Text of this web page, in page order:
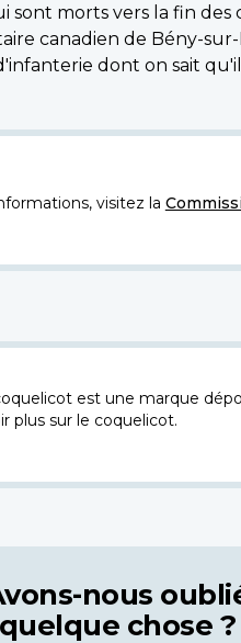
sont morts vers la fin
canadien de Bény-
dont on sait
visitez la
est une marque
plus sur le coquelicot.
nous
quelque chose ?